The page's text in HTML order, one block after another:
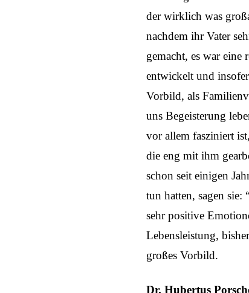
der wirklich was
nachdem ihr Vater
gemacht, es war
entwickelt und
Vorbild, als
uns Begeisterung
vor allem fasziniert
die eng mit ihm
schon seit einigen
tun hatten, sagen sie:
sehr positive
Lebensleistung,
großes Vorbild.
Dr. Hubertus